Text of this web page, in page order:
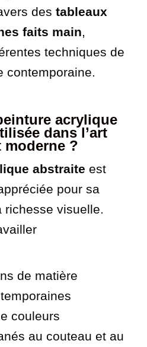
des tableaux
faits main,
techniques de
contemporaine.
acrylique
dans l’art
moderne ?
abstraite est
pour sa
richesse visuelle.
de matière
couleurs
au couteau et au